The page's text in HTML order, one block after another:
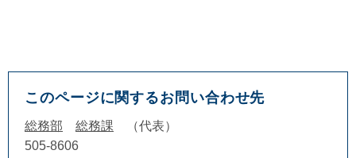
このページに関するお問い合わせ先
総務部 総務課
代表
505-8606